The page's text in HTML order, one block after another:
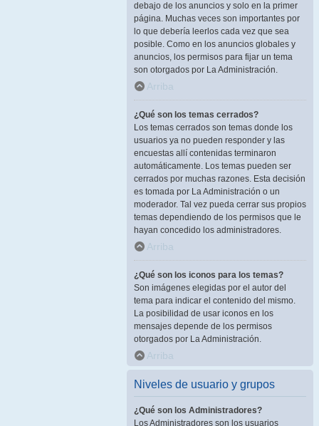
debajo de los anuncios y solo en la primer
página. Muchas veces son importantes por
lo que debería leerlos cada vez que sea
posible. Como en los anuncios globales y
anuncios, los permisos para fijar un tema
son otorgados por La Administración.
Arriba
¿Qué son los temas cerrados?
Los temas cerrados son temas donde los
usuarios ya no pueden responder y las
encuestas allí contenidas terminaron
automáticamente. Los temas pueden ser
cerrados por muchas razones. Esta decisión
es tomada por La Administración o un
moderador. Tal vez pueda cerrar sus propios
temas dependiendo de los permisos que le
hayan concedido los administradores.
Arriba
¿Qué son los iconos para los temas?
Son imágenes elegidas por el autor del
tema para indicar el contenido del mismo.
La posibilidad de usar iconos en los
mensajes depende de los permisos
otorgados por La Administración.
Arriba
Niveles de usuario y grupos
¿Qué son los Administradores?
Los Administradores son los usuarios